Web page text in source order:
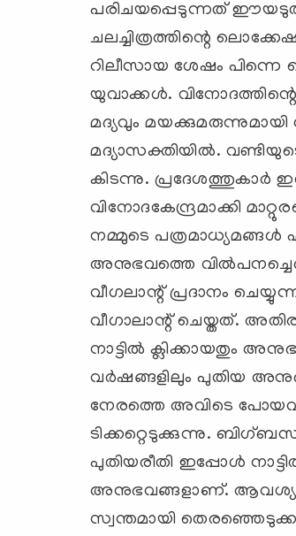
പരിചയപ്പെടുന്നത്
ചലച്ചിത്രത്തിന്റെ
റിലീസായ ശേഷം പിന്നെ
യുവാക്കള്‍.
മദ്യവും മയക്കുമരുന്നുമായി
മദ്യാസക്തിയില്‍.
കിടന്നു. പ്രദേശത്തുകാര്‍
വിനോദകേന്ദ്രമാക്കി
നമ്മുടെ പത്രമാധ്യമങ്ങള്‍
അനുഭവത്തെ
വീഗലാന്റ് പ്രദാനം
വീഗാലാന്റ് ചെയ്തത്.
നാട്ടില്‍ ക്ലിക്കായതും
വര്‍ഷങ്ങളിലും പുതിയ
നേരത്തെ അവിടെ
ടിക്കറ്റെടുക്കുന്നു.
പുതിയരീതി ഇപ്പോള്‍
അനുഭവങ്ങളാണ്.
സ്വന്തമായി